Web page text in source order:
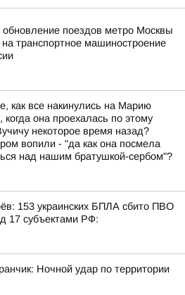
поездов метро Москвы
на транспортное машиностроение
как все накинулись на Марию
когда она проехалась по этому
некоторое время назад?
вопили - "да как она посмела
над нашим братушкой-сербом"?
153 украинских БПЛА сбито ПВО
17 субъектами РФ:
Ночной удар по территории